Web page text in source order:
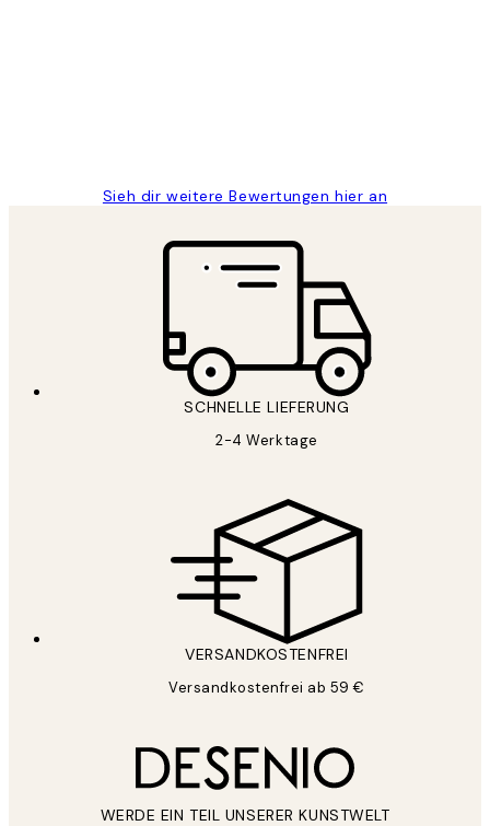
Sieh dir weitere Bewertungen hier an
SCHNELLE LIEFERUNG
2-4 Werktage
VERSANDKOSTENFREI
Versandkostenfrei ab 59 €
WERDE EIN TEIL UNSERER KUNSTWELT